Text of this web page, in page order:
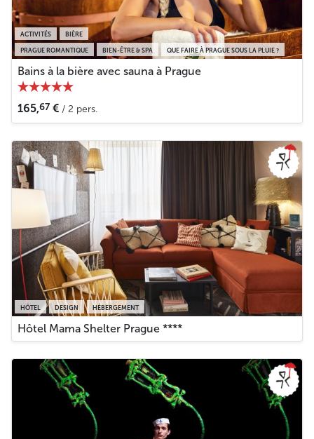
PRAGUE ROMANTIQUE BIEN-ÊTRE & SPA QUE FAIRE À PRAGUE SOUS LA PLUIE ?
ACTIVITÉS BIÈRE
Bains à la bière avec sauna à Prague
165,67 € / 2 pers.
HÔTEL DESIGN HÉBERGEMENT
Hôtel Mama Shelter Prague ****